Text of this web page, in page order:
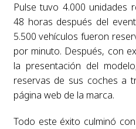
Pulse tuvo 4.000 unidades
48 horas después del
5.500 vehículos fueron
por minuto. Después, con
la presentación del
reservas de sus coches a
página web de la marca.
Todo este éxito culminó